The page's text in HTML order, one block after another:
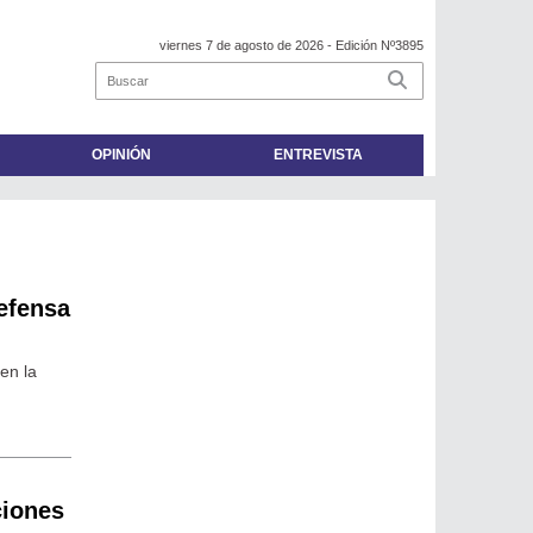
viernes 7 de agosto de 2026 - Edición Nº3895
OPINIÓN ENTREVISTA
la